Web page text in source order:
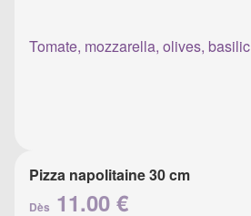
Tomate, mozzarella, olives, basilic
Pizza napolitaine 30 cm
Dès 11.00 €